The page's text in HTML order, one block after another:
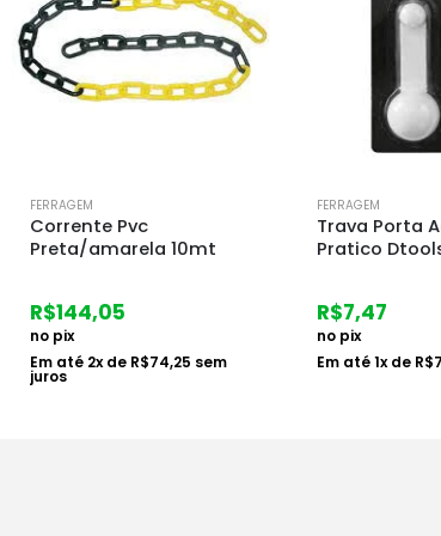
FERRAGEM
Trava Porta Adesivo
Pratico Dtools
R$7,47
no pix
Em até 1x de R$7,70sem juros
FERRAGEM
Espacador
1.5mm 100pc
R$5,34
no pix
Em até1x de R$